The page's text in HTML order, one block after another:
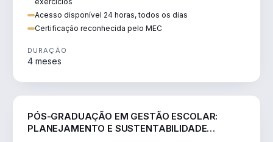
Acesso disponível 24 horas, todos os dias
Certificação reconhecida pelo MEC
DURAÇÃO
4 meses
PÓS-GRADUAÇÃO EM GESTÃO ESCOLAR:
PLANEJAMENTO E SUSTENTABILIDADE